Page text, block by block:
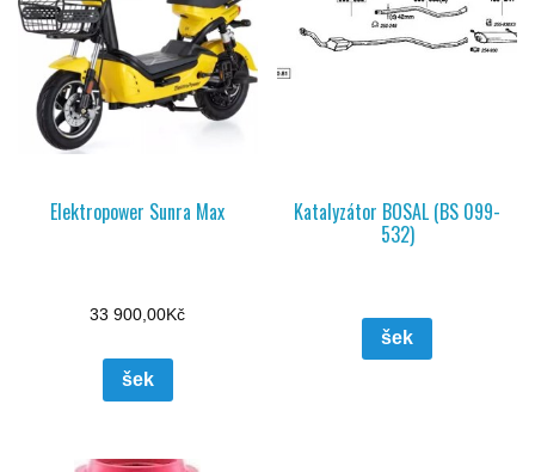
Elektropower Sunra Max
33 900,00Kč
šek
Katalyzátor BOSAL (BS 099-
532)
šek